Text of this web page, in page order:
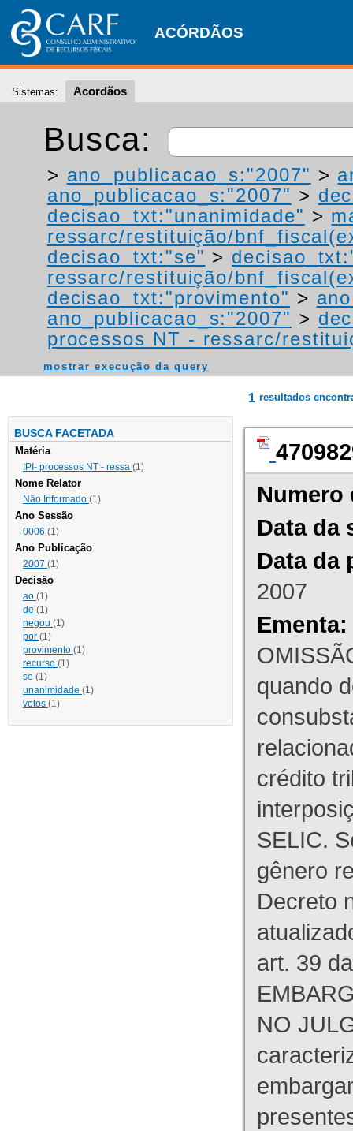
ACÓRDÃOS
Sistemas: Acordãos
Busca:
> ano_publicacao_s:"2007" >
ano_publicacao_s:"2007" >
decisao_txt:"unanimidade" >
ressarc/restituição/
decisao_txt:"se" >
ressarc/restituição/
decisao_txt:"provimento" >
ano_publicacao_s:"2007" >
processos NT - ressarc/
mostrar execução da query
BUSCA FACETADA
Matéria
IPI- processos NT - ressa (1)
Nome Relator
Não Informado (1)
Ano Sessão
0006 (1)
Ano Publicação
2007 (1)
Decisão
ao (1)
de (1)
negou (1)
por (1)
provimento (1)
recurso (1)
se (1)
unanimidade (1)
votos (1)
1 resultados
Numero
Data da
Data da
2007
Ementa:
quando
crédito
SELIC.
gênero
Decreto
art. 39
NO